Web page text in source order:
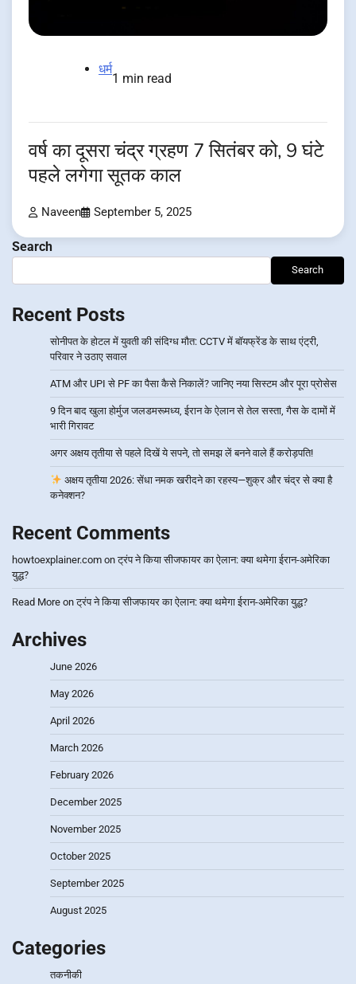
धर्म
1 min read
वर्ष का दूसरा चंद्र ग्रहण 7 सितंबर को, 9 घंटे
पहले लगेगा सूतक काल
Naveen September 5, 2025
Search
Search
Recent Posts
सोनीपत के होटल में युवती की संदिग्ध मौत: CCTV में बॉयफ्रेंड के साथ एंट्री,
परिवार ने उठाए सवाल
ATM और UPI से PF का पैसा कैसे निकालें? जानिए नया सिस्टम और पूरा प्रोसेस
9 दिन बाद खुला होर्मुज जलडमरूमध्य, ईरान के ऐलान से तेल सस्ता, गैस के दामों में
भारी गिरावट
अगर अक्षय तृतीया से पहले दिखें ये सपने, तो समझ लें बनने वाले हैं करोड़पति!
अक्षय तृतीया 2026: सेंधा नमक खरीदने का रहस्य—शुक्र और चंद्र से क्या है
कनेक्शन?
Recent Comments
howtoexplainer.com onट्रंप ने किया सीजफायर का ऐलान: क्या थमेगा ईरान-अमेरिका
युद्ध?
Read More onट्रंप ने किया सीजफायर का ऐलान: क्या थमेगा ईरान-अमेरिका युद्ध?
Archives
June 2026
May 2026
April 2026
March 2026
February 2026
December 2025
November 2025
October 2025
September 2025
August 2025
Categories
तकनीकी